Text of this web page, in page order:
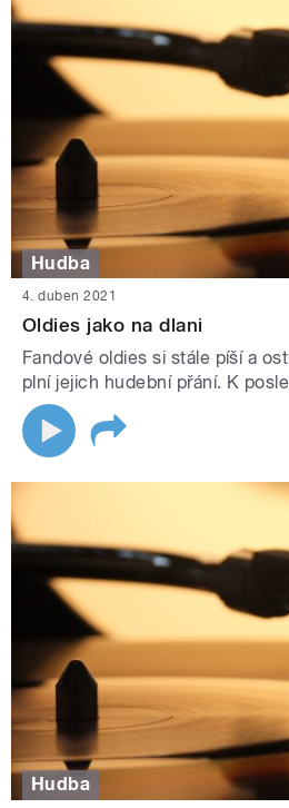
Hudba
4. duben 2021
Oldies jako na dlani
Fandové oldies si stále píší a
plní jejich hudební přání. K
Hudba